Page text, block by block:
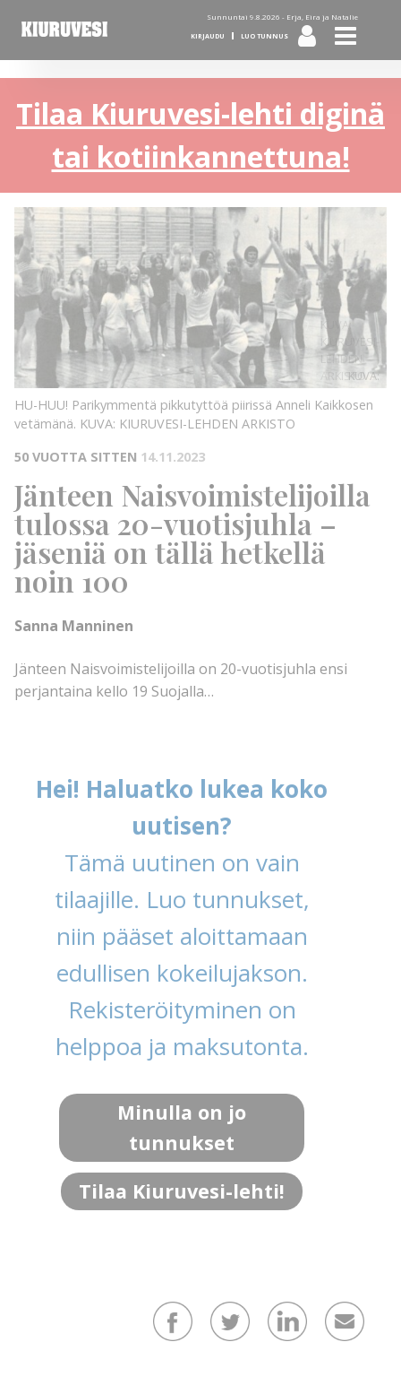
Sunnuntai 9.8.2026 - Erja, Eira ja Natalie
KIRJAUDU LUO TUNNUS
Tilaa Kiuruvesi-lehti diginä
tai kotiinkannettuna!
KUVA:
KUVA:
KIURUVESI-
LEHDEN
ARKISTO
HU-HUU! Parikymmentä pikkutyttöä piirissä Anneli Kaikkosen
vetämänä. KUVA: KIURUVESI-LEHDEN ARKISTO
50 VUOTTA SITTEN 14.11.2023
Jänteen Naisvoimistelijoilla
tulossa 20-vuotisjuhla –
jäseniä on tällä hetkellä
noin 100
Sanna Manninen
Jänteen Naisvoimistelijoilla on 20-vuotisjuhla ensi
perjantaina kello 19 Suojalla…
Hei! Haluatko lukea koko
uutisen?
Tämä uutinen on vain
tilaajille. Luo tunnukset,
niin pääset aloittamaan
edullisen kokeilujakson.
Rekisteröityminen on
helppoa ja maksutonta.
Minulla on jo
tunnukset
Tilaa Kiuruvesi-lehti!